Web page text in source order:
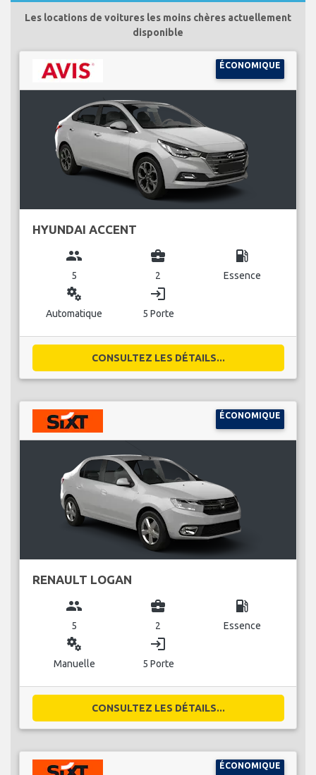
Les locations de voitures les moins chères actuellement
disponible
ÉCONOMIQUE
HYUNDAI ACCENT
group
5
business_center
2
local_gas_station
Essence
miscellaneous_services
Automatique
login
5 Porte
CONSULTEZ LES DÉTAILS...
ÉCONOMIQUE
RENAULT LOGAN
group
5
business_center
2
local_gas_station
Essence
miscellaneous_services
Manuelle
login
5 Porte
CONSULTEZ LES DÉTAILS...
ÉCONOMIQUE